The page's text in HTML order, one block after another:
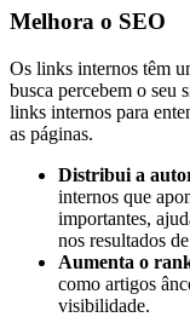
Melhora o SEO
Os links internos têm
busca percebem o seu
links internos para
as páginas.
Distribui a
internos que
importantes,
nos resultados
Aumenta o
como artigos
visibilidade.